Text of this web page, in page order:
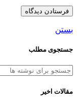
بستن
جستجوی مطلب
مقالات اخیر